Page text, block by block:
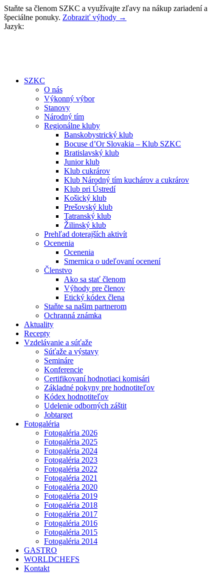
Preskočiť
na
obsah
Staňte sa členom SZKC a využívajte zľavy na nákup zariadení a
špeciálne ponuky. Zobraziť výhody →
Jazyk:
SZKC
O nás
Výkonný výbor
Stanovy
Národný tím
Regionálne kluby
Banskobystrický klub
Bocuse d’Or Slovakia – Klub SZKC
Bratislavský klub
Junior klub
Klub cukrárov
Klub Národný tím kuchárov a cukrárov
Klub pri Ústredí
Košický klub
Prešovský klub
Tatranský klub
Žilinský klub
Prehľad doterajších aktivít
Ocenenia
Ocenenia
Smernica o udeľovaní ocenení
Členstvo
Ako sa stať členom
Výhody pre členov
Etický kódex člena
Staňte sa našim partnerom
Ochranná známka
Aktuality
Recepty
Vzdelávanie a súťaže
Súťaže a výstavy
Semináre
Konferencie
Certifikovaní hodnotiaci komisári
Základné pokyny pre hodnotiteľov
Kódex hodnotiteľov
Udelenie odborných záštit
Jobtarget
Fotogaléria
Fotogaléria 2026
Fotogaléria 2025
Fotogaléria 2024
Fotogaléria 2023
Fotogaléria 2022
Fotogaléria 2021
Fotogaléria 2020
Fotogaléria 2019
Fotogaléria 2018
Fotogaléria 2017
Fotogaléria 2016
Fotogaléria 2015
Fotogaléria 2014
GASTRO
WORLDCHEFS
Kontakt